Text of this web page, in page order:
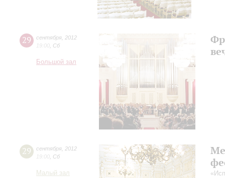
29 сентября 2012
19:00
Сб
Большой зал
29 сентября 2012
19:00
Сб
Малый зал